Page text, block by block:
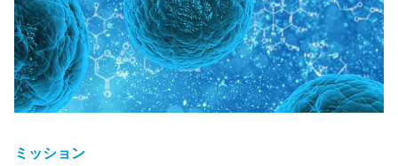
ミッション